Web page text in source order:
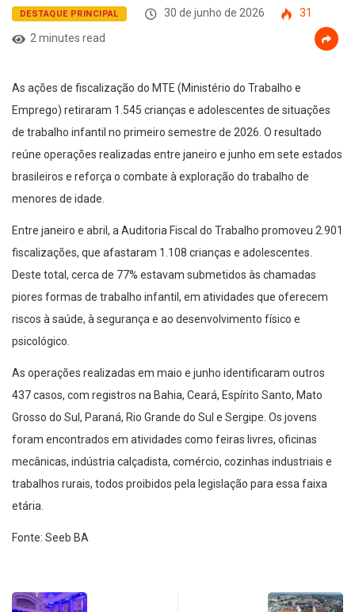
DESTAQUE PRINCIPAL 30 de junho de 2026
31
2 minutes read
As ações de fiscalização do MTE (Ministério do Trabalho e
Emprego) retiraram 1.545 crianças e adolescentes de situações
de trabalho infantil no primeiro semestre de 2026. O resultado
reúne operações realizadas entre janeiro e junho em sete estados
brasileiros e reforça o combate à exploração do trabalho de
menores de idade.
Entre janeiro e abril, a Auditoria Fiscal do Trabalho promoveu 2.901
fiscalizações, que afastaram 1.108 crianças e adolescentes.
Deste total, cerca de 77% estavam submetidos às chamadas
piores formas de trabalho infantil, em atividades que oferecem
riscos à saúde, à segurança e ao desenvolvimento físico e
psicológico.
As operações realizadas em maio e junho identificaram outros
437 casos, com registros na Bahia, Ceará, Espírito Santo, Mato
Grosso do Sul, Paraná, Rio Grande do Sul e Sergipe. Os jovens
foram encontrados em atividades como feiras livres, oficinas
mecânicas, indústria calçadista, comércio, cozinhas industriais e
trabalhos rurais, todos proibidos pela legislação para essa faixa
etária.
Fonte: Seeb BA